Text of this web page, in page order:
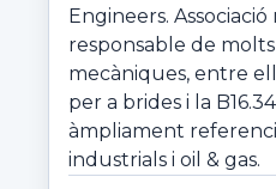
Engineers.
responsable de
mecàniques, entre
per a brides i la
àmpliament
industrials i oil & gas.